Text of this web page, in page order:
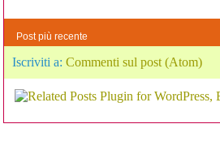
Post più recente
Iscriviti a: Commenti sul post (Atom)